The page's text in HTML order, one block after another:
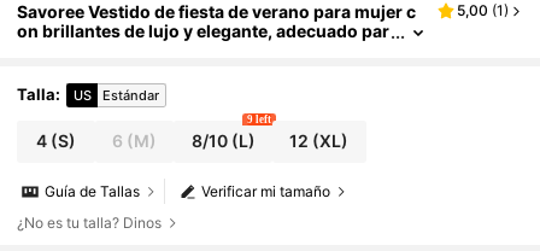
Savoree Vestido de fiesta de verano para mujer c
on brillantes de lujo y elegante, adecuado par
5,00 (1)
Talla: US Estándar
4 (S) 6 (M) 8/10(L)
9 left
12 (XL)
Verificar mi tamaño
Guía de Tallas
¿No es tu talla? Dinos